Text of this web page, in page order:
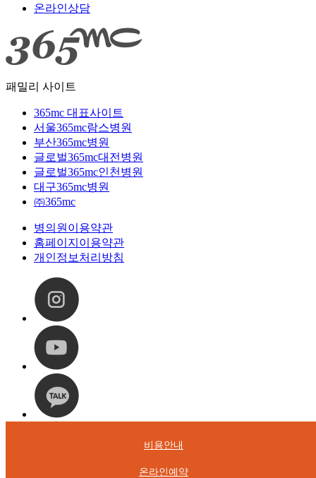
비용안내
온라인예약
온라인상담
패밀리 사이트
365mc 대표사이트
서울365mc람스병원
부산365mc병원
글로벌365mc대전병원
글로벌365mc인천병원
대구365mc병원
㈜365mc
병의원이용약관
홈페이지이용약관
개인정보처리방침